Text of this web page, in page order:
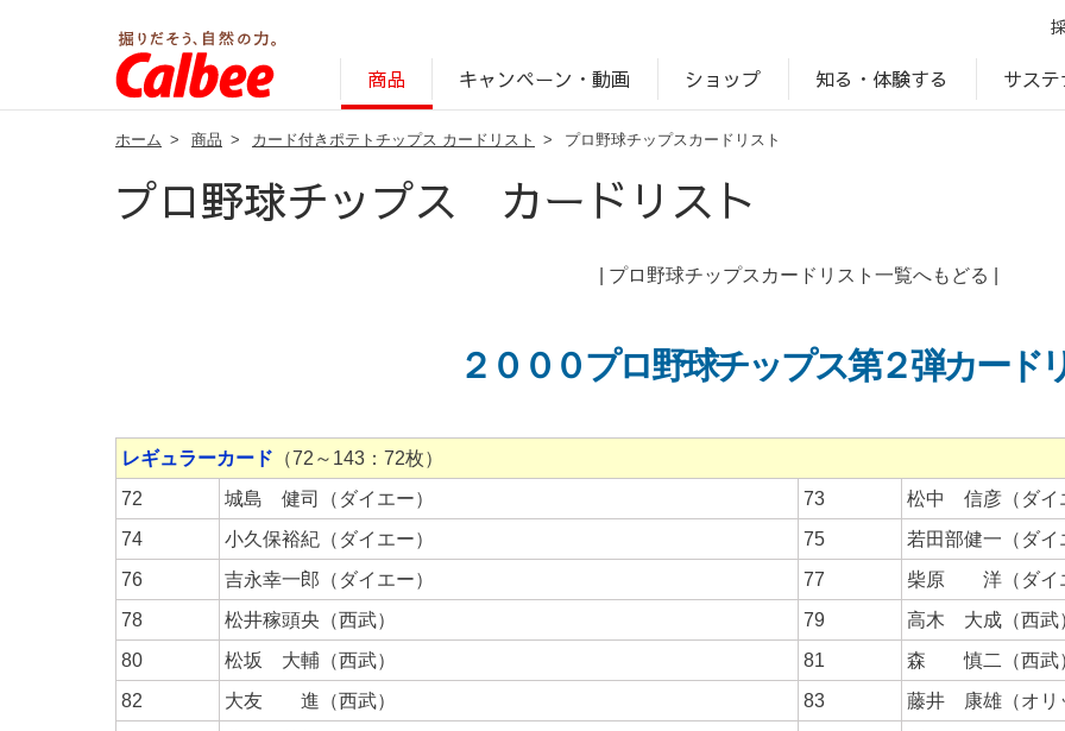
商品 キャンペーン・動画 ショップ 知る・体験する サステ
ホーム > 商品 > カード付きポテトチップス カードリスト > プロ野球チップスカードリスト
プロ野球チップス カードリスト
プロ野球チップスカードリスト一覧へもどる
２０００プロ野球チップス第２弾カード
レギュラーカード （72～143：72枚）
72
城島 健司（ダイエー） 73
松中 信彦（ダイ
74
小久保裕紀（ダイエー） 75
若田部健一（ダイ
76
吉永幸一郎（ダイエー） 77
柴原 洋（ダイ
78
松井稼頭央（西武） 79
高木 大成（西武
80
松坂 大輔（西武） 81
森 慎二（西武
82
大友 進（西武） 83
藤井 康雄（オリ